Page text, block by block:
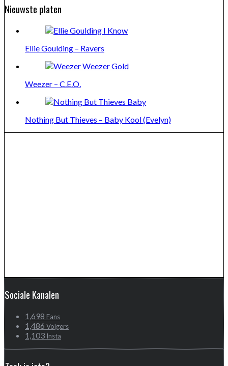
Nieuwste platen
Ellie Goulding – Ravers
Weezer – C.E.O.
Nothing But Thieves – Baby Kool (Evelyn)
Sociale Kanalen
1,698 Fans
1,486 Volgers
1,103 Insta